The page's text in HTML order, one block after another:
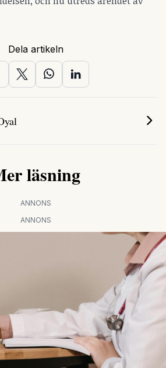
Dela artikeln
läsning
ANNONS
ANNONS